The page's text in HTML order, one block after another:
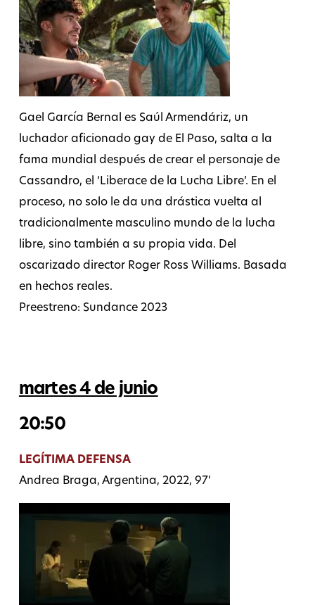
Gael García Bernal es Saúl Armendáriz, un
luchador aficionado gay de El Paso, salta a la
fama mundial después de crear el personaje de
Cassandro, el ‘Liberace de la Lucha Libre’. En el
proceso, no solo le da una drástica vuelta al
tradicionalmente masculino mundo de la lucha
libre, sino también a su propia vida. Del
oscarizado director Roger Ross Williams. Basada
en hechos reales.
Preestreno: Sundance 2023
martes 4 de junio
20:50
LEGÍTIMA DEFENSA
Andrea Braga, Argentina, 2022, 97’